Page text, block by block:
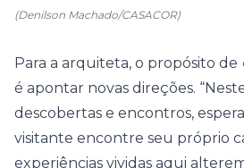
(Denilson Machado/CASACOR)
Para a arquiteta, o propósito de
é apontar novas direções.
descobertas e encontros,
visitante encontre seu próprio
experiências vividas aqui